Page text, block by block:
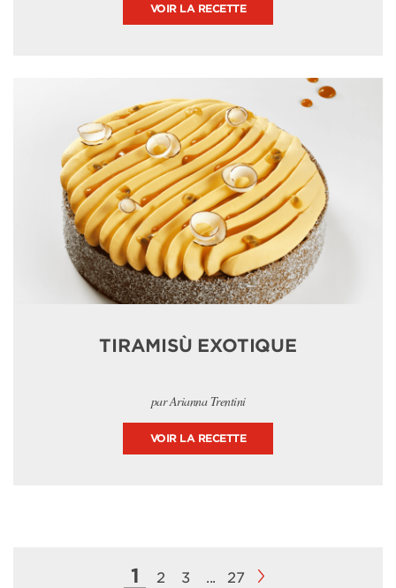
VOIR LA RECETTE
TIRAMISÙ EXOTIQUE
par Arianna Trentini
VOIR LA RECETTE
1 2 3 ... 27